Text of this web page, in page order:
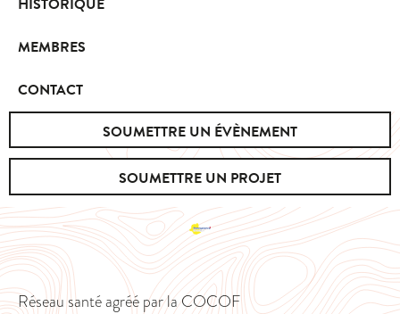
HISTORIQUE
MEMBRES
CONTACT
SOUMETTRE UN ÉVÈNEMENT
SOUMETTRE UN PROJET
Réseau santé agréé par la COCOF